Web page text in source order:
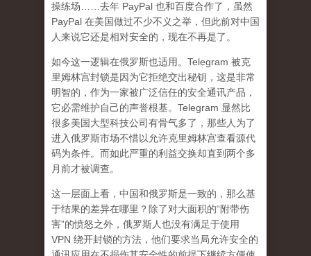
操练场……去年 PayPal 也和百度合作了，虽然
PayPal 在美国做过不少不义之举，但此前对中国
人来说它还是相对安全的，现在不再是了。
如今这一逻辑在俄罗斯也适用。Telegram 被克
里姆林宫封锁是因为它拒绝交出秘钥，这是非常
明智的，作为一家被广泛信任的安全通讯产品，
它必需维护自己的声誉根基。Telegram 显然比
很多美国大型科技公司有骨气多了，那些人为了
进入俄罗斯市场不惜以允许克里姆林宫查看源代
码为条件。而如此严重的利益交换却直到两个多
月前才被调查。
这一层面上看，中国和俄罗斯是一致的，那么基
于结果的差异在哪里？除了对大面积的“附带伤
害”的愤怒之外，俄罗斯人也没有满足于使用
VPN 绕开封锁的方法，他们要求当局允许安全的